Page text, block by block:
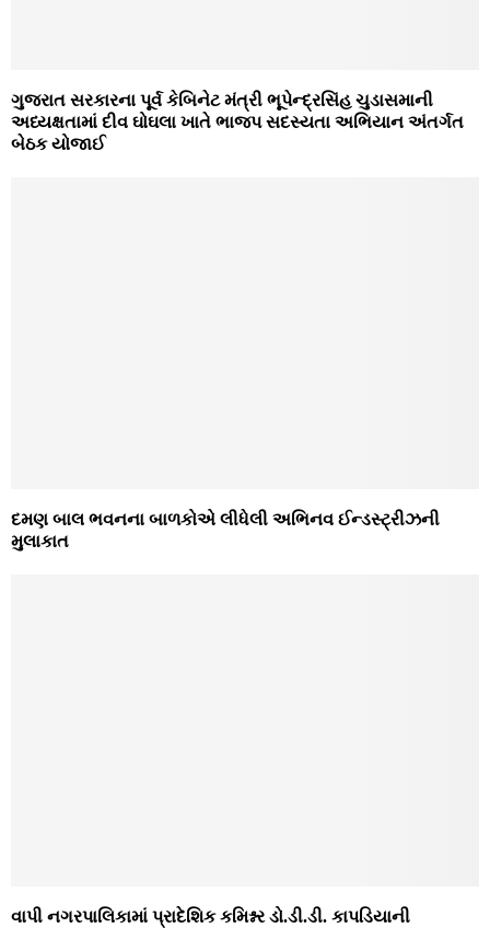
ગુજરાત સરકારના પૂર્વ કેબિનેટ મંત્રી ભૂપેન્‍દ્રસિંહ ચુડાસમાની
અધ્‍યક્ષતામાં દીવ ઘોઘલા ખાતે ભાજપ સદસ્‍યતા અભિયાન અંતર્ગત
બેઠક યોજાઈ
દમણ બાલ ભવનના બાળકોએ લીધેલી અભિનવ ઈન્‍ડસ્‍ટ્રીઝની
મુલાકાત
વાપી નગરપાલિકામાં પ્રાદેશિક કમિશ્નર ડો.ડી.ડી. કાપડિયાની